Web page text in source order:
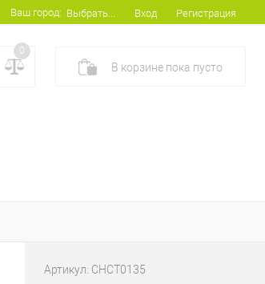
Ваш город: Выбрать... Вход Регистрация
0
В корзине пока пусто
Артикул: CHCT0135